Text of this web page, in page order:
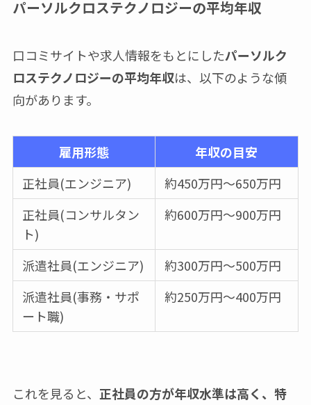
パーソルクロステクノロジーの平均年収
口コミサイトや求人情報をもとにしたパーソルク
ロステクノロジーの平均年収は、以下のような傾
向があります。
雇用形態
年収の目安
正社員(エンジニア)
約450万円～650万円
正社員(コンサルタン
ト)
約600万円～900万円
派遣社員(エンジニア)
約300万円～500万円
派遣社員(事務・サポ
ート職)
約250万円～400万円
これを見ると、 正社員の方が年収水準は高く、特